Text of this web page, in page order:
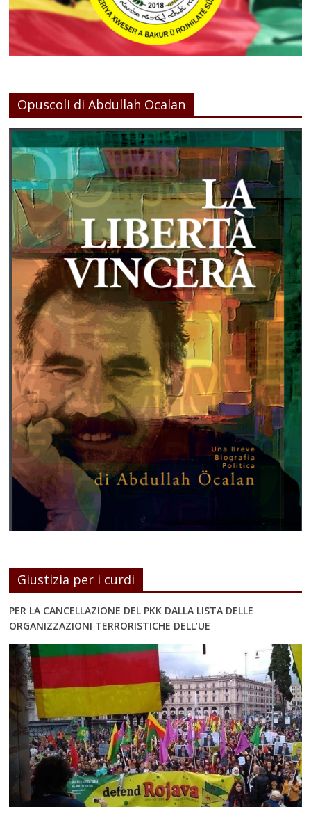
Opuscoli di Abdullah Ocalan
Giustizia per i curdi
PER LA CANCELLAZIONE DEL PKK DALLA LISTA DELLE
ORGANIZZAZIONI TERRORISTICHE DELL’UE